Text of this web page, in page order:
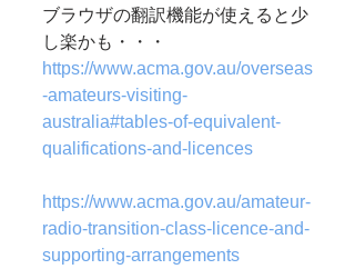
ブラウザの翻訳機能が使えると少
し楽かも・・・
https://www.acma.gov.au/overseas
-amateurs-visiting-
australia#tables-of-equivalent-
qualifications-and-licences
https://www.acma.gov.au/amateur-
radio-transition-class-licence-and-
supporting-arrangements